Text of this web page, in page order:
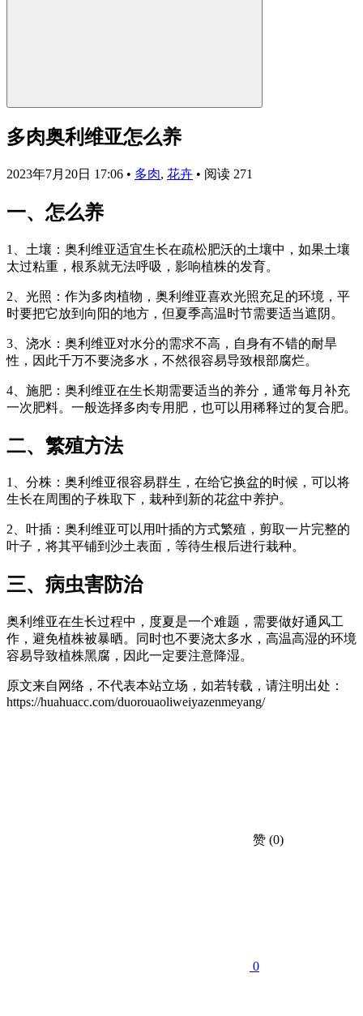
多肉奥利维亚怎么养
2023年7月20日 17:06 • 多肉, 花卉 • 阅读 271
一、怎么养
1、土壤：奥利维亚适宜生长在疏松肥沃的土壤中，如果土壤
太过粘重，根系就无法呼吸，影响植株的发育。
2、光照：作为多肉植物，奥利维亚喜欢光照充足的环境，平
时要把它放到向阳的地方，但夏季高温时节需要适当遮阴。
3、浇水：奥利维亚对水分的需求不高，自身有不错的耐旱
性，因此千万不要浇多水，不然很容易导致根部腐烂。
4、施肥：奥利维亚在生长期需要适当的养分，通常每月补充
一次肥料。一般选择多肉专用肥，也可以用稀释过的复合肥。
二、繁殖方法
1、分株：奥利维亚很容易群生，在给它换盆的时候，可以将
生长在周围的子株取下，栽种到新的花盆中养护。
2、叶插：奥利维亚可以用叶插的方式繁殖，剪取一片完整的
叶子，将其平铺到沙土表面，等待生根后进行栽种。
三、病虫害防治
奥利维亚在生长过程中，度夏是一个难题，需要做好通风工
作，避免植株被暴晒。同时也不要浇太多水，高温高湿的环境
容易导致植株黑腐，因此一定要注意降湿。
原文来自网络，不代表本站立场，如若转载，请注明出处：
https://huahuacc.com/duorouaoliweiyazenmeyang/
赞 (0)
0